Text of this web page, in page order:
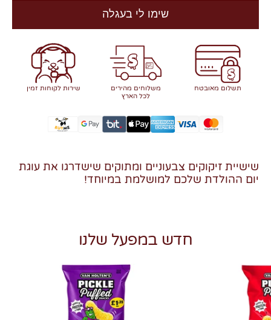
שימו לי בעגלה
תשלום מאובטח
משלוחים מהירים
לכל הארץ
שירות לקוחות זמין
שישיית זיקוקים צבעוניים ומתוקים שישדרגו את עוגת
יום ההולדת שלכם למושלמת במיוחד!
חדש במפעל שלנו